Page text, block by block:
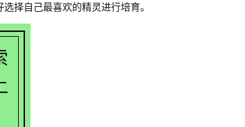
择自己最喜欢的精灵进行培育。